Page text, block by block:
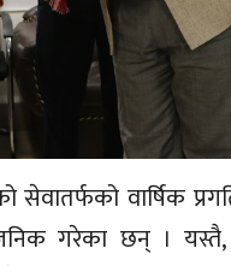
सेवातर्फको वार्षिक
गरेका छन् । यस्तै,